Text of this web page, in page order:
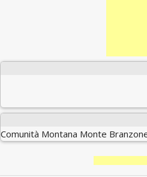
Comunità Montana Monte